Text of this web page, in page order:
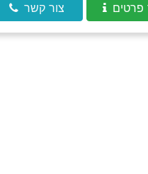
פרטים צור קשר